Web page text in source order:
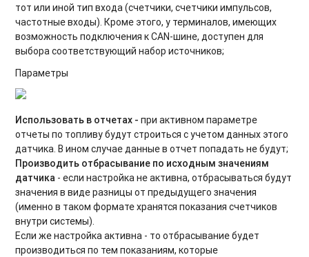
тот или иной тип входа (счетчики, счетчики импульсов,
частотные входы). Кроме этого, у терминалов, имеющих
возможность подключения к CAN-шине, доступен для
выбора соответствующий набор источников;
Параметры
Использовать в отчетах -при активном параметре
отчеты по топливу будут строиться с учетом данных этого
датчика. В ином случае данные в отчет попадать не будут;
Производить отбрасывание по исходным значениям
датчика - если настройкане активна, отбрасываться будут
значения в виде разницы от предыдущего значения
(именно в таком формате хранятся показания счетчиков
внутри системы).
Если же настройкаактивна - то отбрасывание будет
производиться по тем показаниям, которые